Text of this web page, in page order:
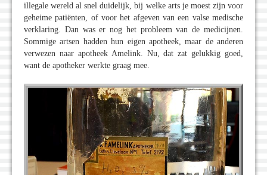
illegale wereld al snel duidelijk, bij welke arts je moest zijn voor
geheime patiënten, of voor het afgeven van een valse medische
verklaring. Dan was er nog het probleem van de medicijnen.
Sommige artsen hadden hun eigen apotheek, maar de anderen
verwezen naar apotheek Amelink. Nu, dat zat gelukkig goed,
want de apotheker werkte graag mee.